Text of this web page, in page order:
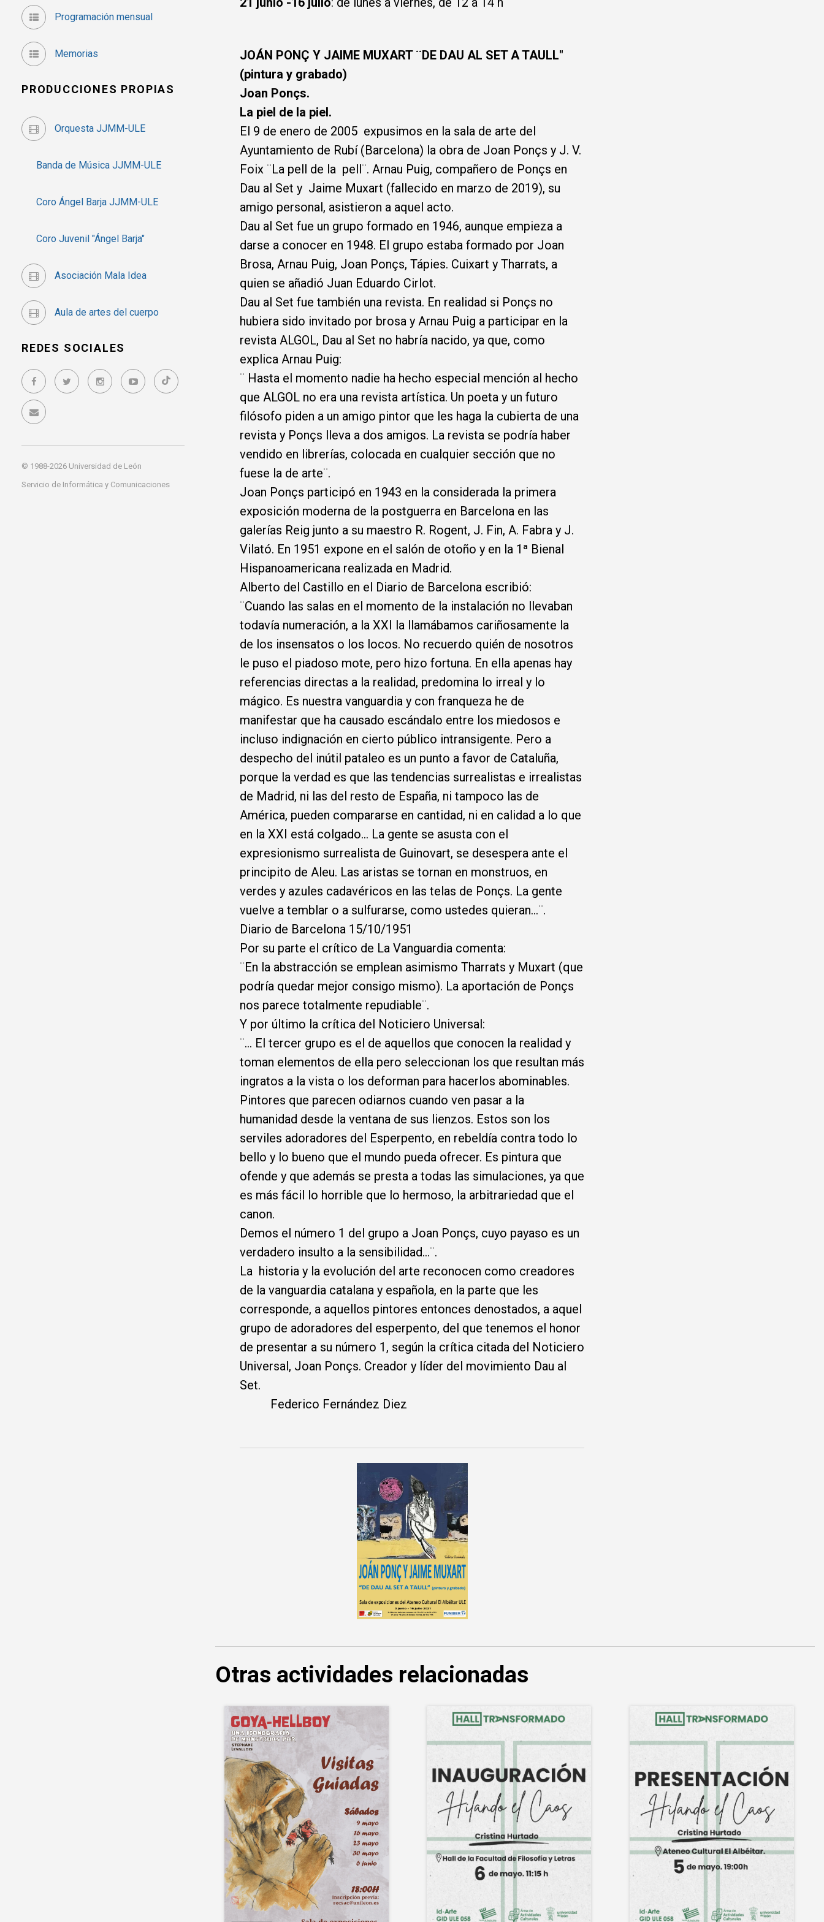
Programación mensual
Memorias
PRODUCCIONES PROPIAS
Orquesta JJMM-ULE
Banda de Música JJMM-ULE
Coro Ángel Barja JJMM-ULE
Coro Juvenil "Ángel Barja"
Asociación Mala Idea
Aula de artes del cuerpo
REDES SOCIALES
© 1988-2026 Universidad de León
Servicio de Informática y Comunicaciones
JOÁN PONÇ Y JAIME MUXART ¨DE DAU AL SET A TAULL"
(pintura y grabado)
Joan Ponçs.
La piel de la piel.
El 9 de enero de 2005 expusimos en la sala de arte del
Ayuntamiento de Rubí (Barcelona) la obra de Joan Ponçs y J. V.
Foix ¨La pell de la pell¨. Arnau Puig, compañero de Ponçs en
Dau al Set y Jaime Muxart (fallecido en marzo de 2019), su
amigo personal, asistieron a aquel acto.
Dau al Set fue un grupo formado en 1946, aunque empieza a
darse a conocer en 1948. El grupo estaba formado por Joan
Brosa, Arnau Puig, Joan Ponçs, Tápies. Cuixart y Tharrats, a
quien se añadió Juan Eduardo Cirlot.
Dau al Set fue también una revista. En realidad si Ponçs no
hubiera sido invitado por brosa y Arnau Puig a participar en la
revista ALGOL, Dau al Set no habría nacido, ya que, como
explica Arnau Puig:
¨ Hasta el momento nadie ha hecho especial mención al hecho
que ALGOL no era una revista artística. Un poeta y un futuro
filósofo piden a un amigo pintor que les haga la cubierta de una
revista y Ponçs lleva a dos amigos. La revista se podría haber
vendido en librerías, colocada en cualquier sección que no
fuese la de arte¨.
Joan Ponçs participó en 1943 en la considerada la primera
exposición moderna de la postguerra en Barcelona en las
galerías Reig junto a su maestro R. Rogent, J. Fin, A. Fabra y J.
Vilató. En 1951 expone en el salón de otoño y en la 1ª Bienal
Hispanoamericana realizada en Madrid.
Alberto del Castillo en el Diario de Barcelona escribió:
¨Cuando las salas en el momento de la instalación no llevaban
todavía numeración, a la XXI la llamábamos cariñosamente la
de los insensatos o los locos. No recuerdo quién de nosotros
le puso el piadoso mote, pero hizo fortuna. En ella apenas hay
referencias directas a la realidad, predomina lo irreal y lo
mágico. Es nuestra vanguardia y con franqueza he de
manifestar que ha causado escándalo entre los miedosos e
incluso indignación en cierto público intransigente. Pero a
despecho del inútil pataleo es un punto a favor de Cataluña,
porque la verdad es que las tendencias surrealistas e irrealistas
de Madrid, ni las del resto de España, ni tampoco las de
América, pueden compararse en cantidad, ni en calidad a lo que
en la XXI está colgado... La gente se asusta con el
expresionismo surrealista de Guinovart, se desespera ante el
principito de Aleu. Las aristas se tornan en monstruos, en
verdes y azules cadavéricos en las telas de Ponçs. La gente
vuelve a temblar o a sulfurarse, como ustedes quieran…¨.
Diario de Barcelona 15/10/1951
Por su parte el crítico de La Vanguardia comenta:
¨En la abstracción se emplean asimismo Tharrats y Muxart (que
podría quedar mejor consigo mismo). La aportación de Ponçs
nos parece totalmente repudiable¨.
Y por último la crítica del Noticiero Universal:
¨… El tercer grupo es el de aquellos que conocen la realidad y
toman elementos de ella pero seleccionan los que resultan más
ingratos a la vista o los deforman para hacerlos abominables.
Pintores que parecen odiarnos cuando ven pasar a la
humanidad desde la ventana de sus lienzos. Estos son los
serviles adoradores del Esperpento, en rebeldía contra todo lo
bello y lo bueno que el mundo pueda ofrecer. Es pintura que
ofende y que además se presta a todas las simulaciones, ya que
es más fácil lo horrible que lo hermoso, la arbitrariedad que el
canon.
Demos el número 1 del grupo a Joan Ponçs, cuyo payaso es un
verdadero insulto a la sensibilidad…¨.
La historia y la evolución del arte reconocen como creadores
de la vanguardia catalana y española, en la parte que les
corresponde, a aquellos pintores entonces denostados, a aquel
grupo de adoradores del esperpento, del que tenemos el honor
de presentar a su número 1, según la crítica citada del Noticiero
Universal, Joan Ponçs. Creador y líder del movimiento Dau al
Set.
Federico Fernández Diez
Otras actividades relacionadas